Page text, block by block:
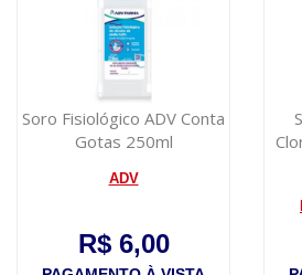
Soro Fisiológico ADV Conta
Gotas 250ml
ADV
R$ 6,00